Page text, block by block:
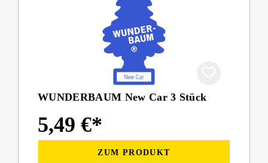
WUNDERBAUM New Car 3 Stück
5,49 €*
ZUM PRODUKT